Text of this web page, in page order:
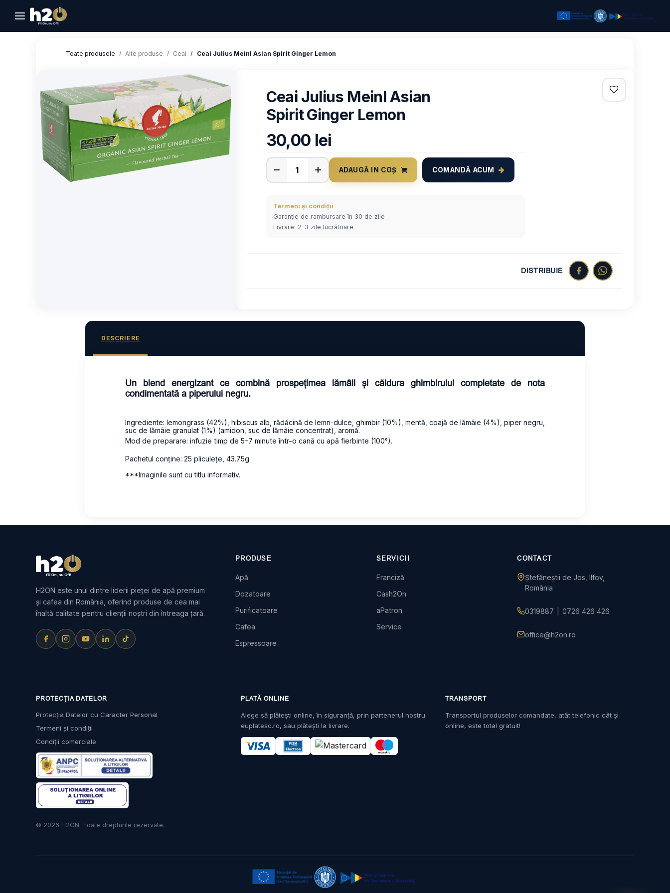
Toate produsele Alte produse Ceai Ceai Julius Meinl Asian Spirit Ginger Lemon
Ceai Julius Meinl Asian
Spirit Ginger Lemon
30,00 lei
ADAUGĂ IN COȘ COMANDĂ ACUM
Termeni și condiții
Garanție de rambursare în 30 de zile
Livrare: 2-3 zile lucrătoare
DISTRIBUIE
DESCRIERE
Un blend energizant ce combină prospețimea lămâii și căldura ghimbirului completate de nota
condimentată a piperului negru.
Ingrediente: lemongrass (42%), hibiscus alb, rădăcină de lemn-dulce, ghimbir (10%), mentă, coajă de lămâie (4%), piper negru,
suc de lămâie granulat (1%) (amidon, suc de lămâie concentrat), aromă.
Mod de preparare: infuzie timp de 5-7 minute într-o cană cu apă fierbinte (100°).
Pachetul conține: 25 pliculețe, 43.75g
***Imaginile sunt cu titlu informativ.
H2ON este unul dintre liderii pieței de apă premium
și cafea din România, oferind produse de cea mai
înaltă calitate pentru clienții noștri din întreaga țară.
PRODUSE
Apă
Dozatoare
Purificatoare
Cafea
Espressoare
SERVICII
Franciză
Cash2On
aPatron
Service
CONTACT
Ștefăneștii de Jos, Ilfov,
România
0319887 0726 426 426
office@h2on.ro
PROTECȚIA DATELOR
Protecția Datelor cu Caracter Personal
Termeni și condiții
Condiții comerciale
© 2026 H2ON. Toate drepturile rezervate.
PLATĂ ONLINE
Alege să plătești online, în siguranță, prin partenerul nostru
euplatesc.ro, sau plătești la livrare.
TRANSPORT
Transportul produselor comandate, atât telefonic cât și
online, este total gratuit!